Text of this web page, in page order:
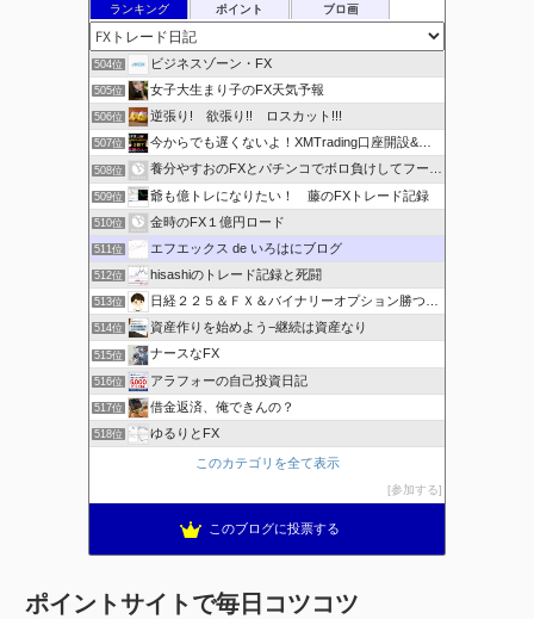
ランキング ポイント ブロ画
504位 ビジネスゾーン・FX
505位 女子大生まり子のFX天気予報
506位 逆張り! 欲張り!! ロスカット!!!
507位 今からでも遅くないよ！XMTrading口座開設&攻略ブログ
508位 養分やすおのFXとパチンコでボロ負けしてフーゾクへ
509位 爺も億トレになりたい！ 藤のFXトレード記録
510位 金時のFX１億円ロード
511位 エフエックス de いろはにブログ
512位 hisashiのトレード記録と死闘
513位 日経２２５＆ＦＸ＆バイナリーオプション勝つための
514位 資産作りを始めよう−継続は資産なり
515位 ナースなFX
516位 アラフォーの自己投資日記
517位 借金返済、俺できんの？
518位 ゆるりとFX
このカテゴリを全て表示
参加する
このブログに投票する
ポイントサイトで毎日コツコツ